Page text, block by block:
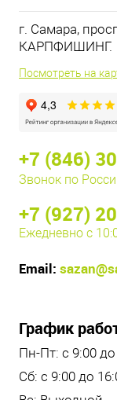
г. Самара,
КАРПФИШИНГ.
Посмотреть на
+7 (846)
Звонок по
+7 (927)
Ежедневно с
Email:
График
Пн-Пт: с 9:00
Сб: с 9:00 до